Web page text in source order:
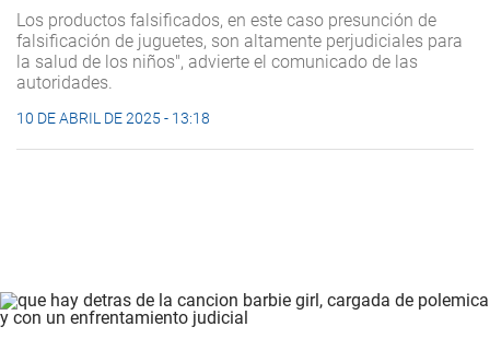
Los productos falsificados, en este caso presunción de
falsificación de juguetes, son altamente perjudiciales para
la salud de los niños", advierte el comunicado de las
autoridades.
10 DE ABRIL DE 2025 - 13:18